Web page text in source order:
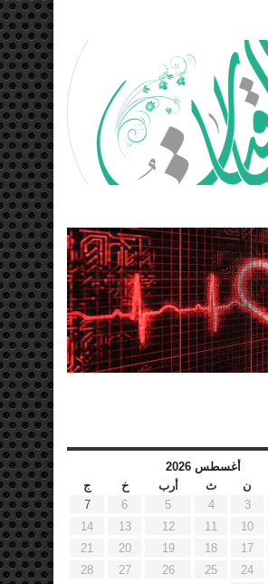
أغسطس 2026
ن ث أرب خ
ج
3
4
5
6
7
10
11
12
13
14
17
18
19
20
21
24
25
26
27
28